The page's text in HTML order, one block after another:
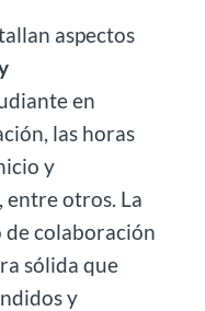
aspectos
en
las horas
y
otros. La
de colaboración
sólida que
y